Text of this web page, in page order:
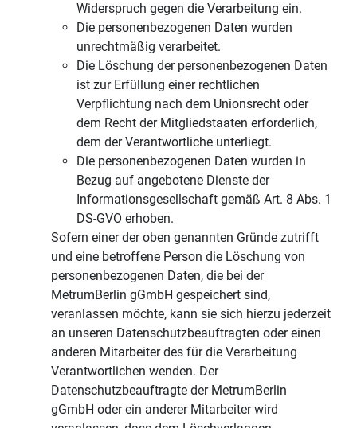
Widerspruch gegen die Verarbeitung ein.
Die personenbezogenen Daten wurden
unrechtmäßig verarbeitet.
Die Löschung der personenbezogenen Daten
ist zur Erfüllung einer rechtlichen
Verpflichtung nach dem Unionsrecht oder
dem Recht der Mitgliedstaaten erforderlich,
dem der Verantwortliche unterliegt.
Die personenbezogenen Daten wurden in
Bezug auf angebotene Dienste der
Informationsgesellschaft gemäß Art. 8 Abs. 1
DS-GVO erhoben.
Sofern einer der oben genannten Gründe zutrifft
und eine betroffene Person die Löschung von
personenbezogenen Daten, die bei der
MetrumBerlin gGmbH gespeichert sind,
veranlassen möchte, kann sie sich hierzu jederzeit
an unseren Datenschutzbeauftragten oder einen
anderen Mitarbeiter des für die Verarbeitung
Verantwortlichen wenden. Der
Datenschutzbeauftragte der MetrumBerlin
gGmbH oder ein anderer Mitarbeiter wird